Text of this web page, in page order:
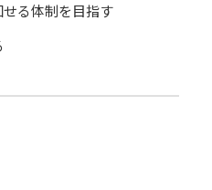
る体制を目指す